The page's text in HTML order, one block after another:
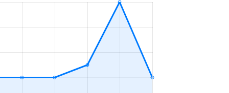
ＤＫ
2023年10～12月
2023年4～6月
ＤＫ
2023年7～9月